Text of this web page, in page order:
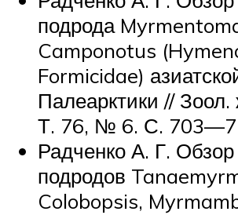
подрода
Camponotus
Formicidae)
Палеарктики //
Т. 76, № 6. С.
Радченко А. Г.
подродов
Colobopsis,